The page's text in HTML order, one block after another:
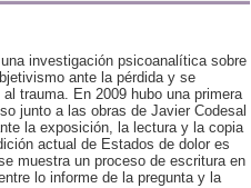
investigación psicoanalítica sobre
ante la pérdida y se
trauma. En 2009 hubo una primera
junto a las obras de Javier Codesal
la exposición, la lectura y la copia
actual de Estados de dolor es
muestra un proceso de escritura en
lo informe de la pregunta y la